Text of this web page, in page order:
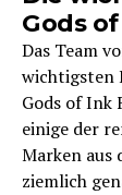
Gods
Das Team
wichtigsten
Gods of Ink
einige der
Marken aus
ziemlich